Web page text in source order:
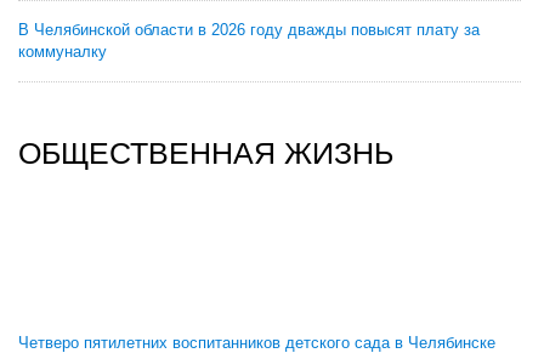
В Челябинской области в 2026 году дважды повысят плату за
коммуналку
ОБЩЕСТВЕННАЯ ЖИЗНЬ
Четверо пятилетних воспитанников детского сада в Челябинске